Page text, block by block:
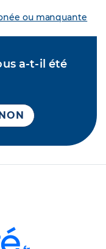
ou manquante
a-t-il été
NON